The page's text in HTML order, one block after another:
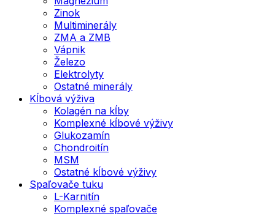
Zinok
Multiminerály
ZMA a ZMB
Vápnik
Železo
Elektrolyty
Ostatné minerály
Kĺbová výživa
Kolagén na kĺby
Komplexné kĺbové výživy
Glukozamín
Chondroitín
MSM
Ostatné kĺbové výživy
Spaľovače tuku
L-Karnitín
Komplexné spaľovače